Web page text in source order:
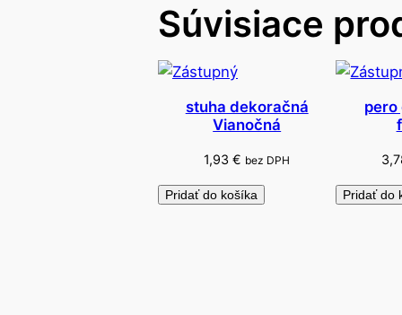
Súvisiace
stuha dekoračná
Vianočná
1,93€ bez DPH
Pridať do košíka
pero
Pridať do